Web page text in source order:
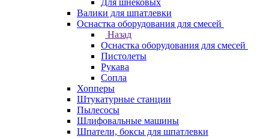
Для шнековых
Валики для шпатлевки
Оснастка оборудования для смесей
Назад
Оснастка оборудования для смесей
Пистолеты
Рукава
Сопла
Хопперы
Штукатурные станции
Пылесосы
Шлифовальные машины
Шпатели, боксы для шпатлевки